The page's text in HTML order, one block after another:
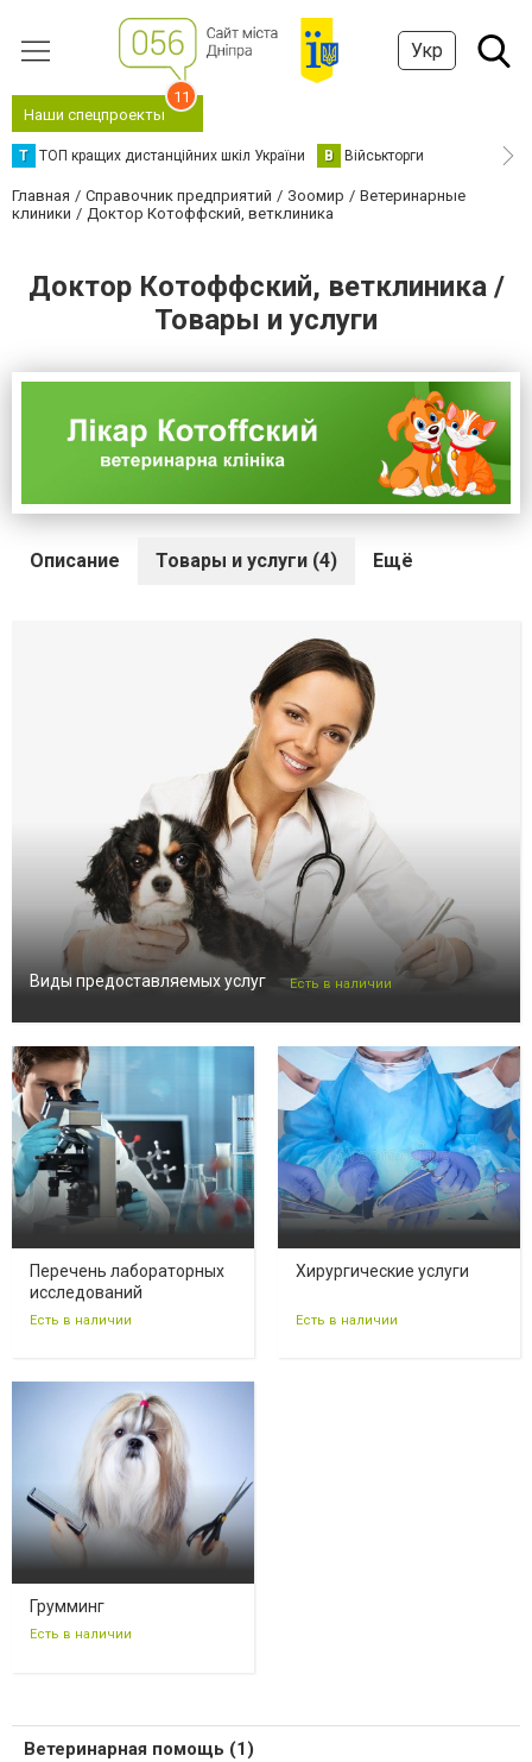
Укр
Наши спецпроекты
11
Т ТОП кращих дистанційних шкіл України В Військторги
Главная Справочник предприятий Зоомир
Ветеринарные
клиники
Доктор Котоффский, ветклиника
Доктор Котоффский, ветклиника /
Товары и услуги
Описание Товары и услуги (4) Ещё
Виды предоставляемых услуг Есть в наличии
Перечень лабораторных
исследований
Есть в наличии
Хирургические услуги
Есть в наличии
Грумминг
Есть в наличии
Ветеринарная помощь (1)